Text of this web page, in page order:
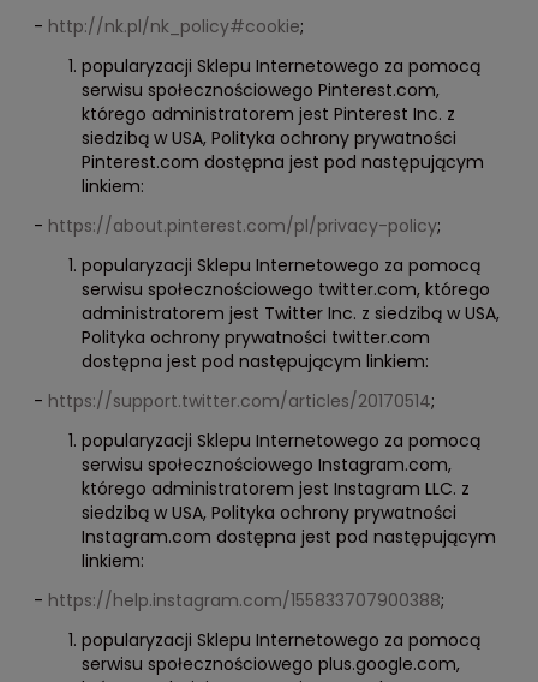
- http://nk.pl/nk_policy#cookie;
popularyzacji Sklepu Internetowego za pomocą
serwisu społecznościowego Pinterest.com,
którego administratorem jest Pinterest Inc. z
siedzibą w USA, Polityka ochrony prywatności
Pinterest.com dostępna jest pod następującym
linkiem:
- https://about.pinterest.com/pl/privacy-policy;
popularyzacji Sklepu Internetowego za pomocą
serwisu społecznościowego twitter.com, którego
administratorem jest Twitter Inc. z siedzibą w USA,
Polityka ochrony prywatności twitter.com
dostępna jest pod następującym linkiem:
- https://support.twitter.com/articles/20170514;
popularyzacji Sklepu Internetowego za pomocą
serwisu społecznościowego Instagram.com,
którego administratorem jest Instagram LLC. z
siedzibą w USA, Polityka ochrony prywatności
Instagram.com dostępna jest pod następującym
linkiem:
- https://help.instagram.com/155833707900388;
popularyzacji Sklepu Internetowego za pomocą
serwisu społecznościowego plus.google.com,